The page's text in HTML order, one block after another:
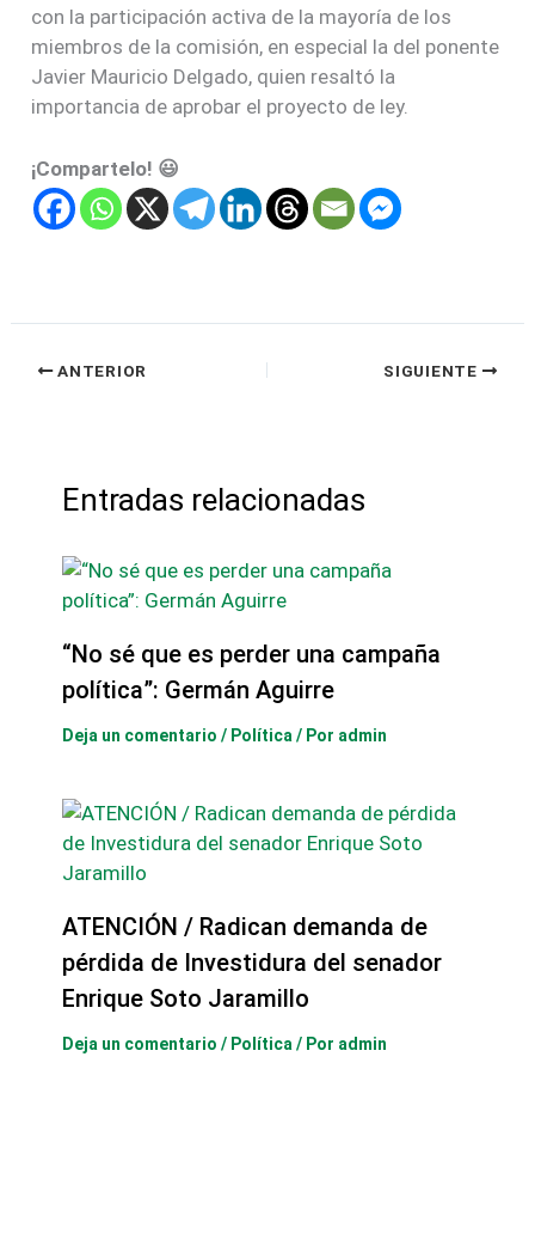
con la participación activa de la mayoría de los
miembros de la comisión, en especial la del ponente
Javier Mauricio Delgado, quien resaltó la
importancia de aprobar el proyecto de ley.
¡Compartelo! 😃
ANTERIOR SIGUIENTE
Entradas relacionadas
“No sé que es perder una campaña
política”: Germán Aguirre
Deja un comentario / Política / Por admin
ATENCIÓN / Radican demanda de
pérdida de Investidura del senador
Enrique Soto Jaramillo
Deja un comentario / Política / Por admin